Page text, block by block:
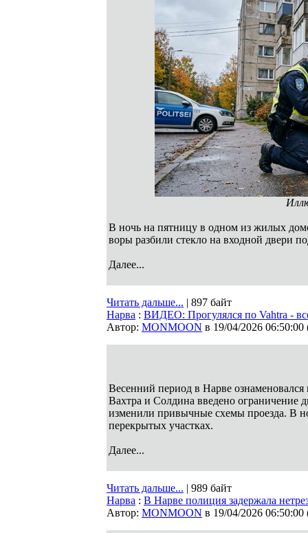
В ночь на пятницу в одном из жилых
воры разбили стекло на входной двери
Далее...
Читать дальше... | 897 байт
Нарва : ВИДЕО: Прогулялся по Vahtra -
Автор: MONMOON в 19/04/2026 06:50:00
Весенний период в Нарве
Вахтра и Солдина введено ограничение
изменили привычные схемы проезда. В
перекрытых участках.
Далее...
Читать дальше... | 989 байт
Нарва : В Нарве полиция задержала
Автор: MONMOON в 19/04/2026 06:50:00